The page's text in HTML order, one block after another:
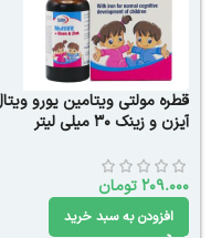
قطره مولتی ویتامین یورو
آیزن و زینک 30 میلی لیتر
209.000تومان
افزودن به سبد خرید